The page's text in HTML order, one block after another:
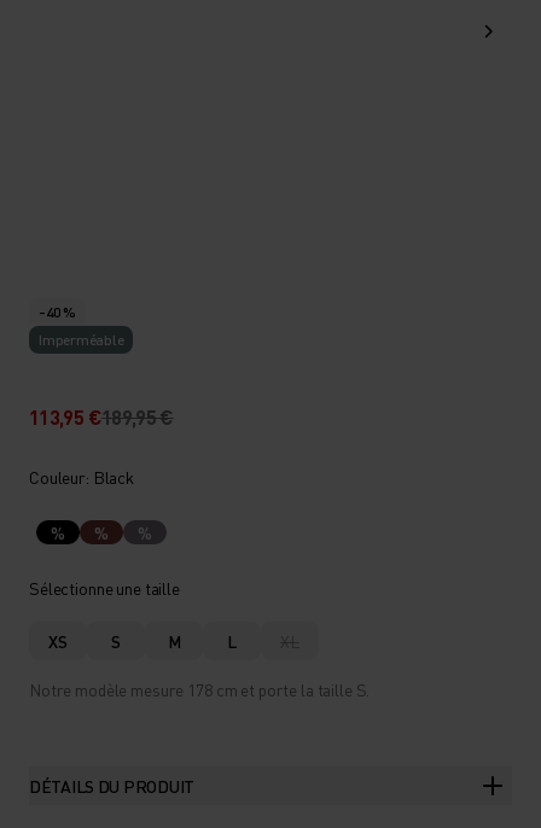
-40 %
Imperméable
113,95 €189,95 €
Couleur: Black
% % %
Sélectionne une taille
XS S M L XL
Notre modèle mesure 178 cm et porte la taille S.
DÉTAILS DU PRODUIT